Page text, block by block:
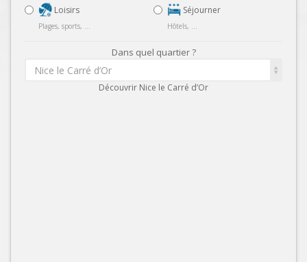
Loisirs
Plages, sports, ...
Séjourner
Hôtels, ...
Dans quel quartier ?
Nice le Carré d’Or
Découvrir Nice le Carré d’Or